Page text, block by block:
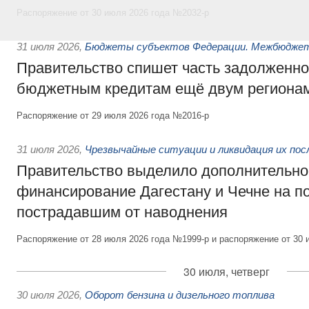
31 июля 2026, Бюджеты субъектов Федерации.
Правительство спишет часть
бюджетным кредитам ещё двум
Распоряжение от 29 июля 2026 года №2016-р
31 июля 2026, Чрезвычайные ситуации и ликвидация их
Правительство выделило
финансирование Дагестану и Чечне на
пострадавшим от наводнения
Распоряжение от 28 июля 2026 года №1999-р и распоряжение от
30 июля, четверг
30 июля 2026, Оборот бензина и дизельного топлива